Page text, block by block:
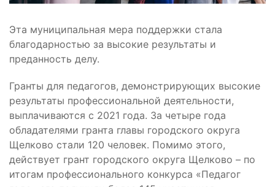
Эта муниципальная мера поддержки стала
благодарностью за высокие результаты и
преданность делу.
Гранты для педагогов, демонстрирующих высокие
результаты профессиональной деятельности,
выплачиваются с 2021 года. За четыре года
обладателями гранта главы городского округа
Щелково стали 120 человек. Помимо этого,
действует грант городского округа Щелково – по
итогам профессионального конкурса «Педагог